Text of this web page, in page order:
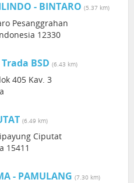
- BINTARO (5.37 km)
Pesanggrahan
12330
BSD (6.43 km)
405 Kav. 3
(6.49 km)
Ciputat
15411
- PAMULANG (7.30 km)